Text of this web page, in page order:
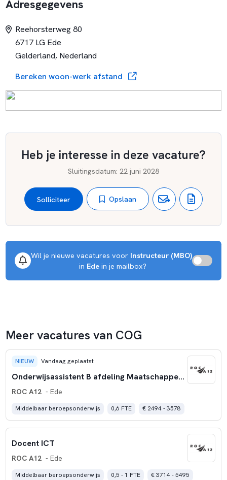
verschillende niveaus, in voltijd of deeltijd. We hebben
Adresgegevens
Reehorsterweg 80
6717 LG Ede
Gelderland, Nederland
Bereken woon-werk afstand
Heb je interesse in deze vacature?
Sluitingsdatum: 22 juni 2028
Solliciteer Opslaan
Wil je nieuwe vacatures voor Instructeur (MBO)
in Ede in je mailbox?
Meer vacatures van COG
NIEUW Vandaag geplaatst
Onderwijsassistent B afdeling Maatschappelijke Zorg
ROC A12 - Ede
Middelbaar beroepsonderwijs 0,6 FTE € 2494 - 3578
Docent ICT
ROC A12 - Ede
Middelbaar beroepsonderwijs 0,5 - 1 FTE € 3714 - 5495